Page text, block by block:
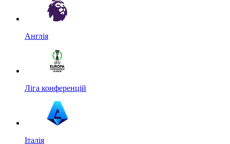
Англія
Ліга конференцій
Італія